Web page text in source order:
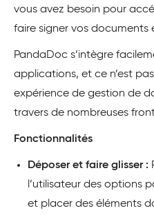
vous avez besoin pour
faire signer vos documents
PandaDoc s’intègre
applications, et ce n’est
expérience de gestion de
travers de nombreuses
Fonctionnalités
Déposer et faire glisser :
l’utilisateur des options
et placer des éléments